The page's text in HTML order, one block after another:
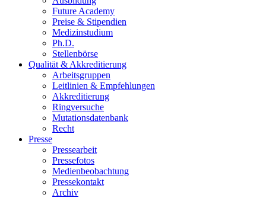
Future Academy
Preise & Stipendien
Medizinstudium
Ph.D.
Stellenbörse
Qualität & Akkreditierung
Arbeitsgruppen
Leitlinien & Empfehlungen
Akkreditierung
Ringversuche
Mutationsdatenbank
Recht
Presse
Pressearbeit
Pressefotos
Medienbeobachtung
Pressekontakt
Archiv